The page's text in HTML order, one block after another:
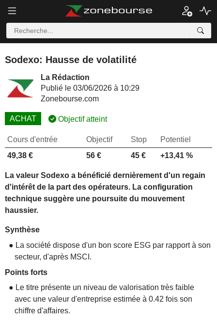
Sodexo: Hausse de volatilité
La Rédaction
Publié le 03/06/2026 à 10:29
Zonebourse.com
ACHAT Objectif atteint
Cours d'entrée Objectif Stop
Potentiel
49,38 €
56 € 45 € +13,41 %
La valeur Sodexo a bénéficié dernièrement d'un regain
d'intérêt de la part des opérateurs. La configuration
technique suggère une poursuite du mouvement
haussier.
Synthèse
● La société dispose d'un bon score ESG par rapport à son
secteur, d'après MSCI.
Points forts
● Le titre présente un niveau de valorisation très faible
avec une valeur d'entreprise estimée à 0.42 fois son
chiffre d'affaires.